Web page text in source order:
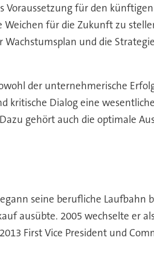
für den
Weichen für die Zukunft zu
und die
der unternehmerische
kritische Dialog eine
gehört auch die optimale
seine berufliche Laufbahn
ausübte. 2005 wechselte er
First Vice President und